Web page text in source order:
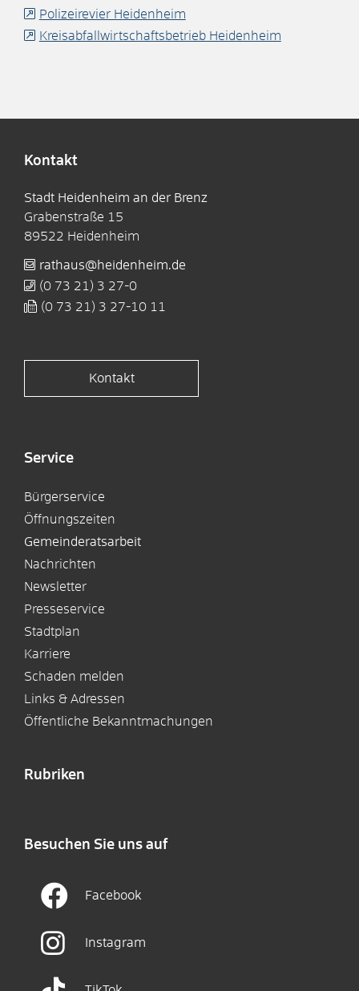
Polizeirevier Heidenheim
Kreisabfallwirtschaftsbetrieb Heidenheim
Kontakt
Stadt Heidenheim an der Brenz
Grabenstraße 15
89522 Heidenheim
rathaus@heidenheim.de
(0 73 21) 3 27-0
(0 73 21) 3 27-10 11
Kontakt
Service
Bürgerservice
Öffnungszeiten
Gemeinderatsarbeit
Nachrichten
Newsletter
Presseservice
Stadtplan
Karriere
Schaden melden
Links & Adressen
Öffentliche Bekanntmachungen
Rubriken
Besuchen Sie uns auf
Facebook
Instagram